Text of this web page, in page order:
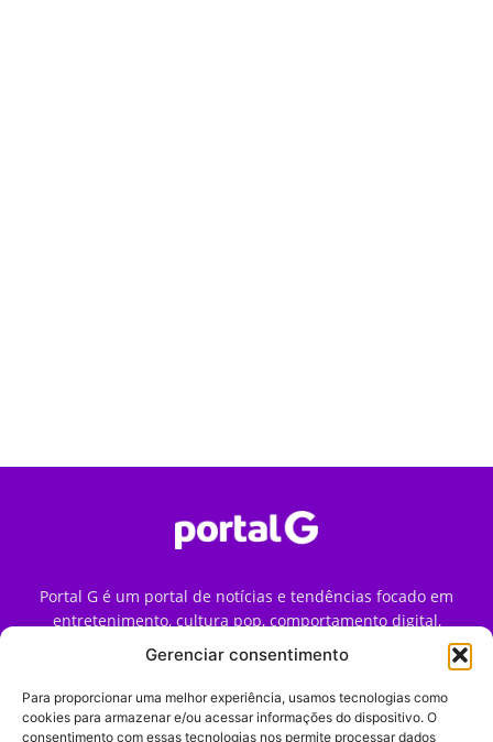
Gerenciar consentimento
Para proporcionar uma melhor experiência, usamos tecnologias como
cookies para armazenar e/ou acessar informações do dispositivo. O
consentimento com essas tecnologias nos permite processar dados
Portal G é um portal de notícias e tendências focado em
entretenimento, cultura pop, comportamento digital,
streaming, games e iniciativas de marca que impactam a
forma como o público vive e consome internet no Brasil.
Contato:contato@portalg.com.br